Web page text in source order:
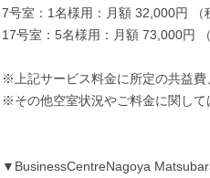
7号室：1名様用：月額 32,000円 （
17号室：5名様用：月額 73,000円
※上記サービス料金に所定の共益
※その他空室状況やご料金に関し
▼BusinessCentreNagoya